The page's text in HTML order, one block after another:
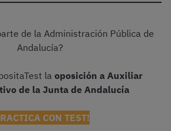
de la Administración Pública de
Andalucía?
la oposición a Auxiliar
de la Junta de Andalucía
CON TEST!